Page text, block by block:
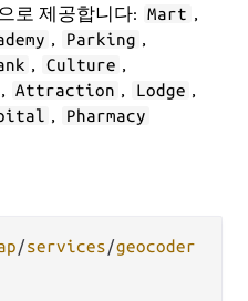
로 제공합니다: Mart ,
, Parking ,
, Culture ,
, Attraction , Lodge ,
, Pharmacy
/services/geocoder